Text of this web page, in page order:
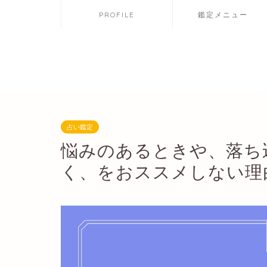
PROFILE 鑑定メニュー
占い鑑定
悩みのあるときや、落
く、をおススメしない理